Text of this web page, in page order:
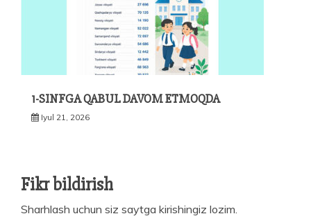
1-SINFGA QABUL DAVOM ETMOQDA
Iyul 21, 2026
Fikr bildirish
Sharhlash uchun siz saytga kirishingiz lozim.